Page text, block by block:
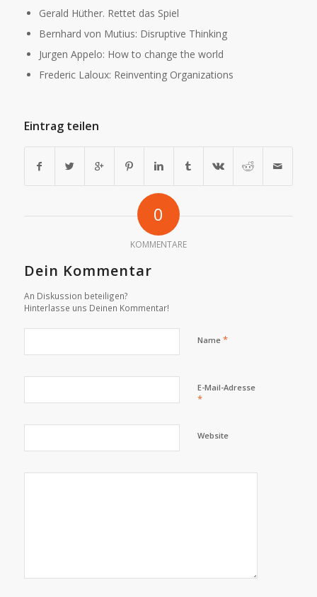
Gerald Hüther. Rettet das Spiel
Bernhard von Mutius: Disruptive Thinking
Jurgen Appelo: How to change the world
Frederic Laloux: Reinventing Organizations
Eintrag teilen
0
KOMMENTARE
Dein Kommentar
An Diskussion beteiligen?
Hinterlasse uns Deinen Kommentar!
Name *
E-Mail-Adresse
*
Website